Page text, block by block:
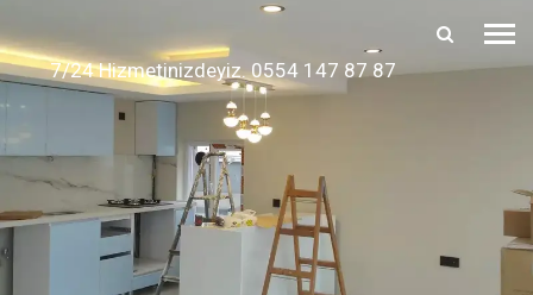
7/24 Hizmetinizdeyiz. 0554 147 87 87